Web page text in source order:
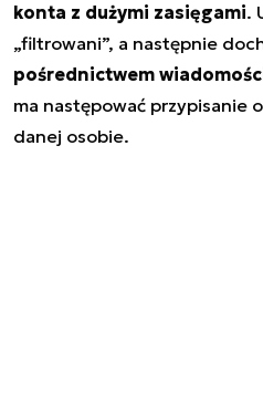
konta z dużymi zasięgami.
„filtrowani”, a następnie
pośrednictwem
ma następować przypisanie
danej osobie.